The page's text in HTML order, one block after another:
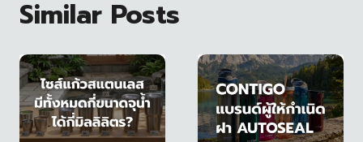
Similar Posts